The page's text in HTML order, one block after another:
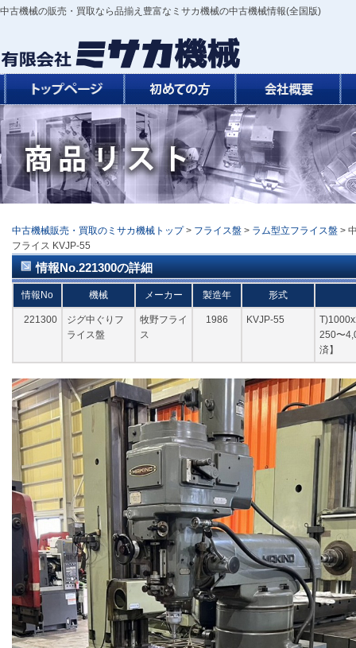
中古機械の販売・買取なら品揃え豊富なミサカ機械の中古機械情報(全国版)
中古機械販売・買取のミサカ機械トップ > フライス盤 > ラム型立フライス盤 >
フライス KVJP-55
情報No.221300の詳細
情報No 機械 メーカー 製造年 形式
221300
ジグ中ぐりフ
ライス盤
牧野フライ
ス
1986 KVJP-55
250〜
済】